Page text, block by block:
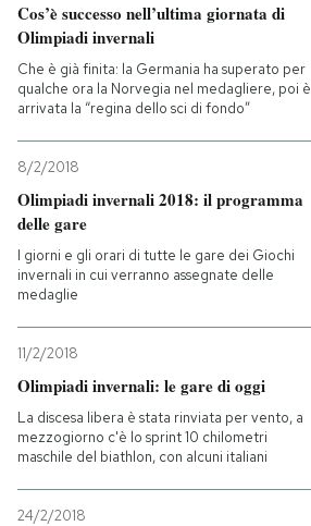
SHOP
CALENDARIO
Entra
Cos’è successo nell’ultima giornata di
Olimpiadi invernali
Che è già finita: la Germania ha superato per
qualche ora la Norvegia nel medagliere, poi è
arrivata la “regina dello sci di fondo”
8/2/2018
Olimpiadi invernali 2018: il programma
delle gare
I giorni e gli orari di tutte le gare dei Giochi
invernali in cui verranno assegnate delle
medaglie
11/2/2018
Olimpiadi invernali: le gare di oggi
La discesa libera è stata rinviata per vento, a
mezzogiorno c'è lo sprint 10 chilometri
maschile del biathlon, con alcuni italiani
24/2/2018